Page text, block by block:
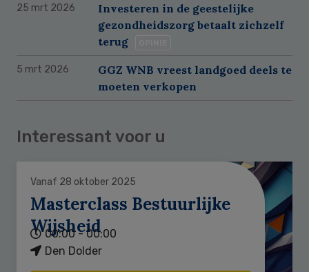
25 mrt 2026
Investeren in de geestelijke
gezondheidszorg betaalt zichzelf
terug
5 mrt 2026
GGZ WNB vreest landgoed deels te
moeten verkopen
Interessant voor u
Vanaf 28 oktober 2025
Masterclass Bestuurlijke
Wijsheid
00:00 - 00:00
Den Dolder